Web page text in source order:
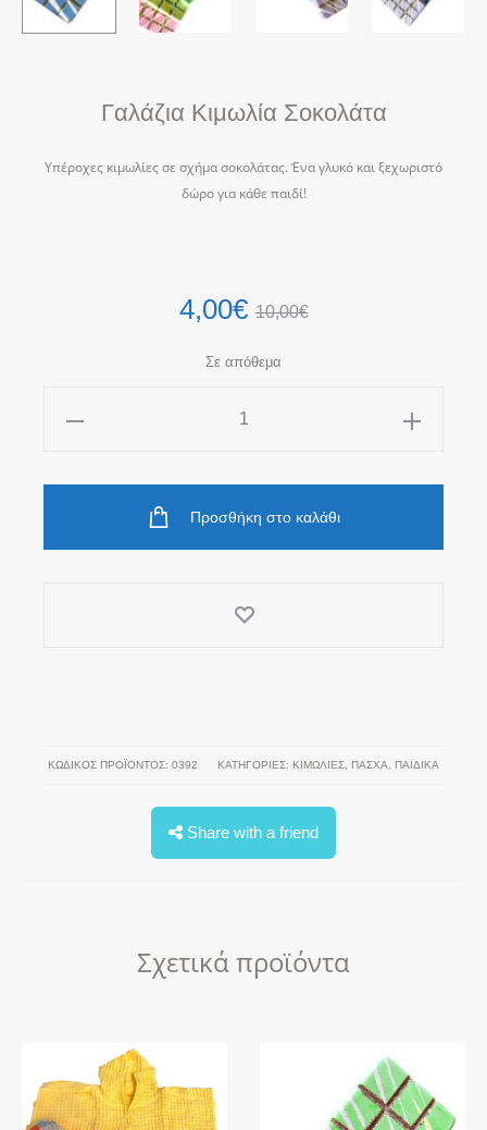
Γαλάζια Κιμωλία Σοκολάτα
Υπέροχες κιμωλίες σε σχήμα σοκολάτας. Ένα γλυκό και ξεχωριστό
δώρο για κάθε παιδί!
10,00€
4,00€
Σε απόθεμα
Προσθήκη στο καλάθι
ΚΩΔΙΚΌΣ ΠΡΟΪΌΝΤΟΣ: 0392 ΚΑΤΗΓΟΡΊΕΣ: ΚΙΜΩΛΊΕΣ, ΠΆΣΧΑ, ΠΑΙΔΙΚΑ
Share with a friend
Σχετικά προϊόντα